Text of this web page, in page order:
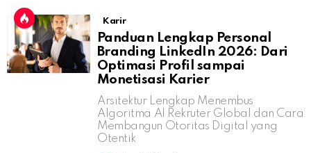
Karir
Panduan Lengkap Personal
Branding LinkedIn 2026: Dari
Optimasi Profil sampai
Monetisasi Karier
Arsitektur Lengkap Menembus
Algoritma AI Rekruter Global dan Cara
Membangun Otoritas Digital yang
Otentik